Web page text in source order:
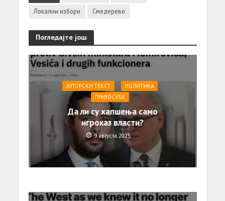
Локални избори
Смедерево
Погледајте још
АУТОРСКИ ТЕКСТ
ПОЛИТИКА
ПРАВОСУЂЕ
Да ли су хапшења само
игроказ власти?
9. августа 2025.